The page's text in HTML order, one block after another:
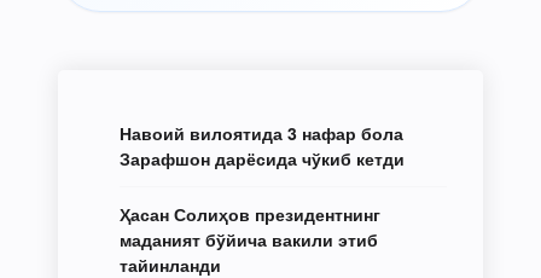
Навоий вилоятида 3 нафар бола
Зарафшон дарёсида чўкиб кетди
Ҳасан Солиҳов президентнинг
маданият бўйича вакили этиб
тайинланди